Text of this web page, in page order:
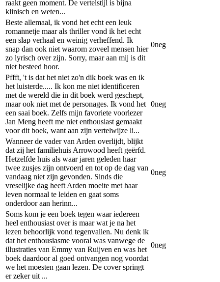
raakt geen moment. De vertelstijl is bijna
klinisch en weten...
Beste allemaal, ik vond het echt een leuk
romannetje maar als thriller vond ik het echt
een slap verhaal en weinig verheffend. Ik
snap dan ook niet waarom zoveel mensen hier
zo lyrisch over zijn. Sorry, maar aan mij is dit
niet besteed hoor.
0neg
Pffft, 't is dat het niet zo'n dik boek was en ik
het luisterde..... Ik kon me niet identificeren
met de wereld die in dit boek werd geschept,
maar ook niet met de personages. Ik vond het
een saai boek. Zelfs mijn favoriete voorlezer
Jan Meng heeft me niet enthousiast gemaakt
voor dit boek, want aan zijn vertelwijze li...
0neg
Wanneer de vader van Arden overlijdt, blijkt
dat zij het familiehuis Arrowood heeft geërfd.
Hetzelfde huis als waar jaren geleden haar
twee zusjes zijn ontvoerd en tot op de dag van
vandaag niet zijn gevonden. Sinds die
vreselijke dag heeft Arden moeite met haar
leven normaal te leiden en gaat soms
onderdoor aan herinn...
0neg
Soms kom je een boek tegen waar iedereen
heel enthousiast over is maar wat je na het
lezen behoorlijk vond tegenvallen. Nu denk ik
dat het enthousiasme vooral was vanwege de
illustraties van Emmy van Ruijven en was het
boek daardoor al goed ontvangen nog voordat
we het moesten gaan lezen. De cover springt
er zeker uit ...
0neg